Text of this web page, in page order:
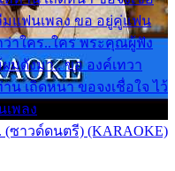
มแฟนเพลง ขอ อยู่คู่แฟน
ว่าใคร..ใคร พระคุณผู้ฟัง
มดังมา.. ขอ องค์เทวา
เถิดหนา ขอจงเชื่อใจ ไว้
เพลง
(ซาวด์ดนตรี) (KARAOKE)